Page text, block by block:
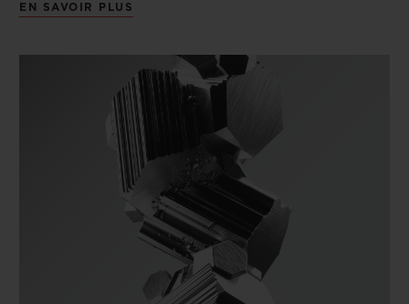
EN SAVOIR PLUS